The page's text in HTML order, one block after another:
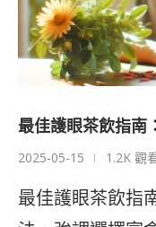
最佳護眼茶飲指南
2025-05-15 1.2K 觀
最佳護眼茶飲指